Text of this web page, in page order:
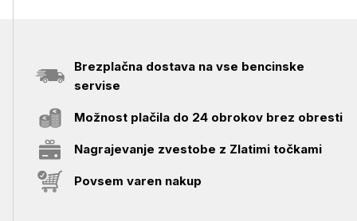
Brezplačna dostava na vse bencinske
servise
Možnost plačila do 24 obrokov brez obresti
Nagrajevanje zvestobe z Zlatimi točkami
Povsem varen nakup